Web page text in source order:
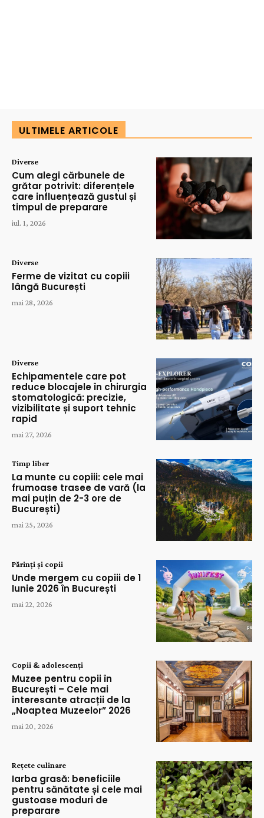
ULTIMELE ARTICOLE
Diverse
Cum alegi cărbunele de
grătar potrivit: diferențele
care influențează gustul și
timpul de preparare
iul. 1, 2026
Diverse
Ferme de vizitat cu copiii
lângă București
mai 28, 2026
Diverse
Echipamentele care pot
reduce blocajele în chirurgia
stomatologică: precizie,
vizibilitate și suport tehnic
rapid
mai 27, 2026
Timp liber
La munte cu copiii: cele mai
frumoase trasee de vară (la
mai puțin de 2-3 ore de
București)
mai 25, 2026
Părinți și copii
Unde mergem cu copiii de 1
Iunie 2026 în București
mai 22, 2026
Copii & adolescenți
Muzee pentru copii în
București – Cele mai
interesante atracții de la
„Noaptea Muzeelor” 2026
mai 20, 2026
Rețete culinare
Iarba grasă: beneficiile
pentru sănătate și cele mai
gustoase moduri de
preparare